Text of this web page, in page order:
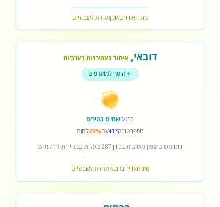
מזג האוויר באומןתחזית לשבועיים
דובאי, איחוד האמירויות הערביות
הוסף למועדפים
כרגעשמיים בהירים
טמפרטורה41°עם29%לחות
רוח מערב-צפון מערביתבכיוון287מעלות ובמהירות 11 קמ"ש
מזג האוויר בדובאיתחזית לשבועיים